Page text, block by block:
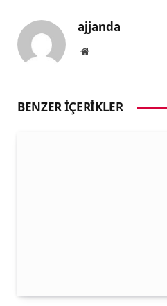
ajjanda
Website
BENZER İÇERIKLER